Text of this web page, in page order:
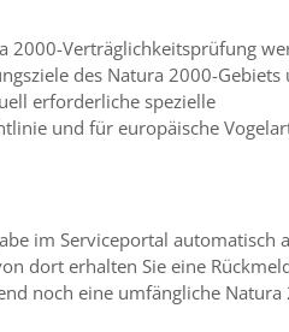
2000-Verträglichkeitsprüfung
des Natura 2000-Gebiets
erforderliche spezielle
und für europäische
im Serviceportal automatisch
dort erhalten Sie eine
noch eine umfängliche Natura